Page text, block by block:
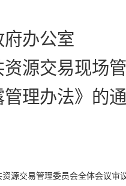
办公室
源交易现场
理办法》的
资源交易管理委员会全体会议审